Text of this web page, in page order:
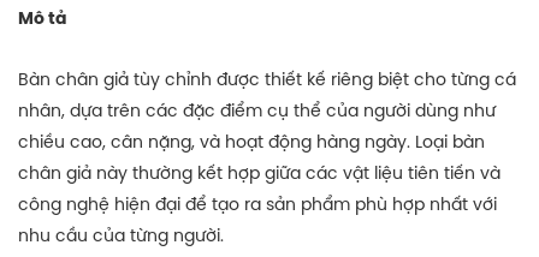
Mô tả
Bàn chân giả tùy chỉnh được thiết kế riêng biệt cho từng cá
nhân, dựa trên các đặc điểm cụ thể của người dùng như
chiều cao, cân nặng, và hoạt động hàng ngày. Loại bàn
chân giả này thường kết hợp giữa các vật liệu tiên tiến và
công nghệ hiện đại để tạo ra sản phẩm phù hợp nhất với
nhu cầu của từng người.